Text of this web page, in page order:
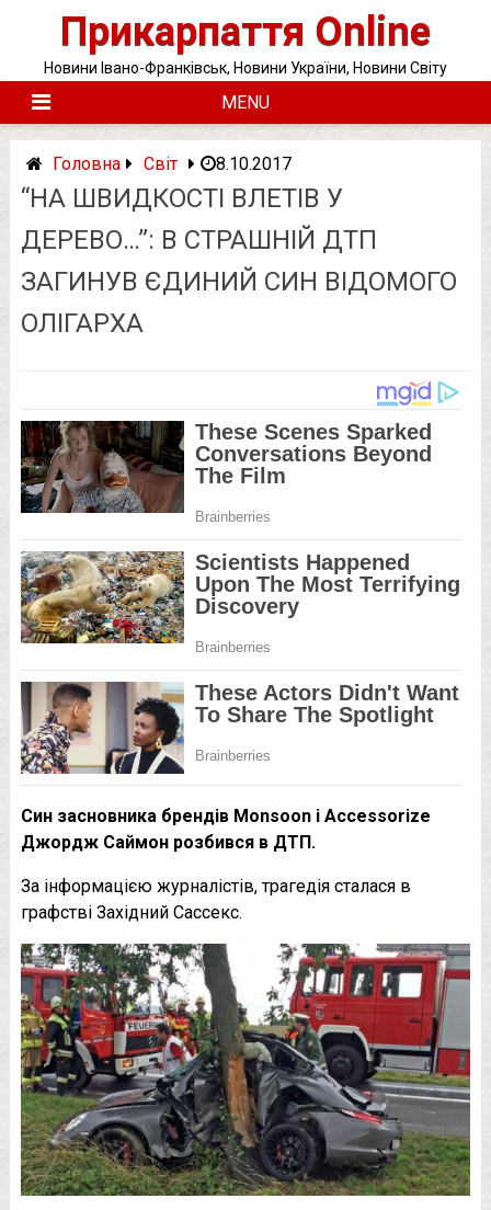
Прикарпаття Online
Новини Івано-Франківськ, Новини України, Новини Світу
MENU
Головна Світ 8.10.2017
“НА ШВИДКОСТІ ВЛЕТІВ У
ДЕРЕВО…”: В СТРАШНІЙ ДТП
ЗАГИНУВ ЄДИНИЙ СИН ВІДОМОГО
ОЛІГАРХА
Син засновника брендів Monsoon і Accessorize
Джордж Саймон розбився в ДТП.
За інформацією журналістів, трагедія сталася в
графстві Західний Сассекс.